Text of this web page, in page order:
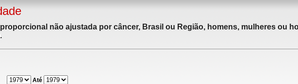
não ajustada por câncer, Brasil ou Região, homens, mulheres ou
Até